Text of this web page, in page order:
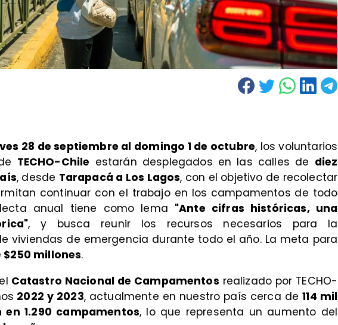
28 de septiembre al domingo 1 de octubre, los voluntarios
TECHO-Chile estarán desplegados en las calles de diez
, desde Tarapacá a Los Lagos, con el objetivo de recolectar
continuar con el trabajo en los campamentos de todo
anual tiene como lema "Ante cifras históricas, una
, y busca reunir los recursos necesarios para la
viviendas de emergencia durante todo el año. La meta para
$250 millones.
Catastro Nacional de Campamentos realizado por TECHO-
2022 y 2023, actualmente en nuestro país cerca de114 mil
1.290 campamentos, lo que representa un aumento del